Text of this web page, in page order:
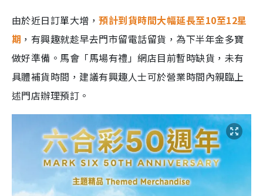
由於近日訂單大增，預計到貨時間大幅延長至10至12星
期 ，有興趣就趁早去門市留電話留貨，為下半年金多寶
做好準備。馬會「馬場有禮」網店目前暫時缺貨，未有
具體補貨時間，建議有興趣人士可於營業時間內親臨上
述門店辦理預訂。